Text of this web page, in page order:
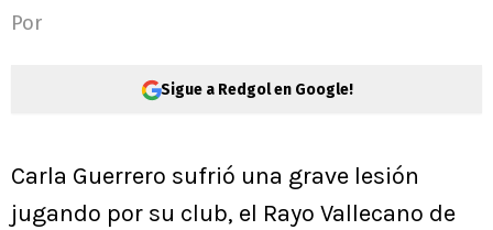
Por
Sigue a Redgol en Google!
Carla Guerrero sufrió una grave lesión
jugando por su club, el Rayo Vallecano de